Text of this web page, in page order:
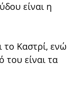
είναι η
το Καστρί, ενώ
του είναι τα